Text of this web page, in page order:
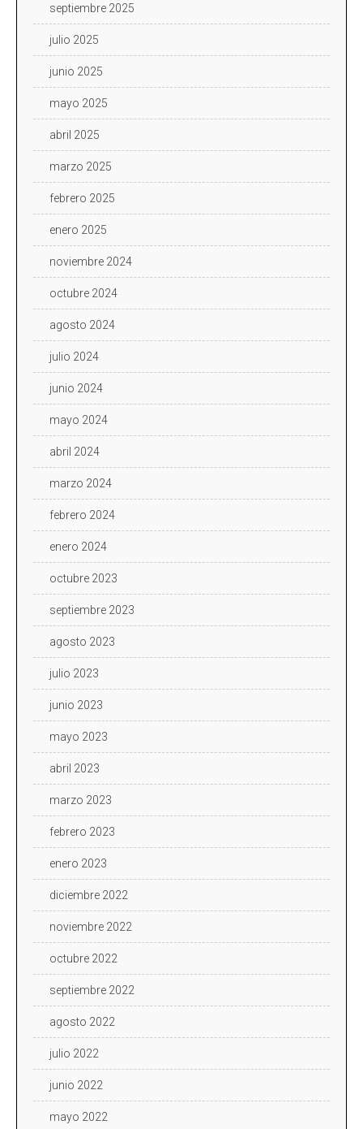
septiembre 2025
julio 2025
junio 2025
mayo 2025
abril 2025
marzo 2025
febrero 2025
enero 2025
noviembre 2024
octubre 2024
agosto 2024
julio 2024
junio 2024
mayo 2024
abril 2024
marzo 2024
febrero 2024
enero 2024
octubre 2023
septiembre 2023
agosto 2023
julio 2023
junio 2023
mayo 2023
abril 2023
marzo 2023
febrero 2023
enero 2023
diciembre 2022
noviembre 2022
octubre 2022
septiembre 2022
agosto 2022
julio 2022
junio 2022
mayo 2022